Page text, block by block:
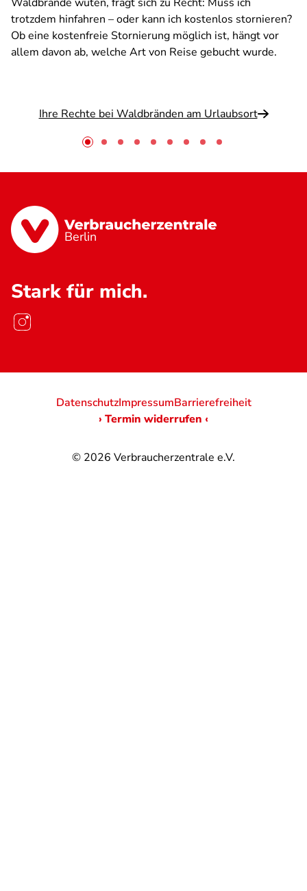
trotzdem hinfahren – oder kann ich kostenlos stornieren?
Ob eine kostenfreie Stornierung möglich ist, hängt vor
allem davon ab, welche Art von Reise gebucht wurde.
Ihre Rechte bei Waldbränden am Urlaubsort
Berlin
Stark für mich.
© 2026 Verbraucherzentrale e.V.
DatenschutzImpressumBarrierefreiheit
› Termin widerrufen ‹